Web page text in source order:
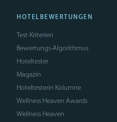
HOTELBEWERTUNGEN
Test-Kriterien
Bewertungs-Algorithmus
Hoteltester
Magazin
Hoteltesterin Kolumne
Wellness Heaven Awards
Wellness Heaven